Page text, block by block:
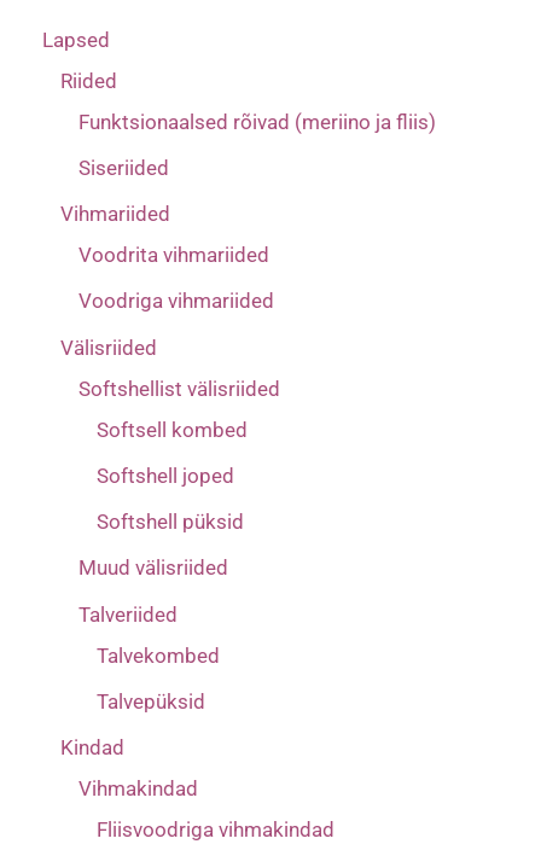
Lapsed
Riided
Funktsionaalsed rõivad (meriino ja fliis)
Siseriided
Vihmariided
Voodrita vihmariided
Voodriga vihmariided
Välisriided
Softshellist välisriided
Softsell kombed
Softshell joped
Softshell püksid
Muud välisriided
Talveriided
Talvekombed
Talvepüksid
Kindad
Vihmakindad
Fliisvoodriga vihmakindad